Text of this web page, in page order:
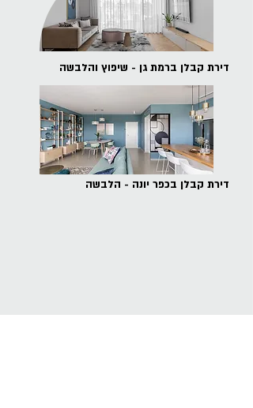
דירת קבלן ברמת גן - שיפוץ והלבשה
דירת קבלן בכפר יונה - הלבשה